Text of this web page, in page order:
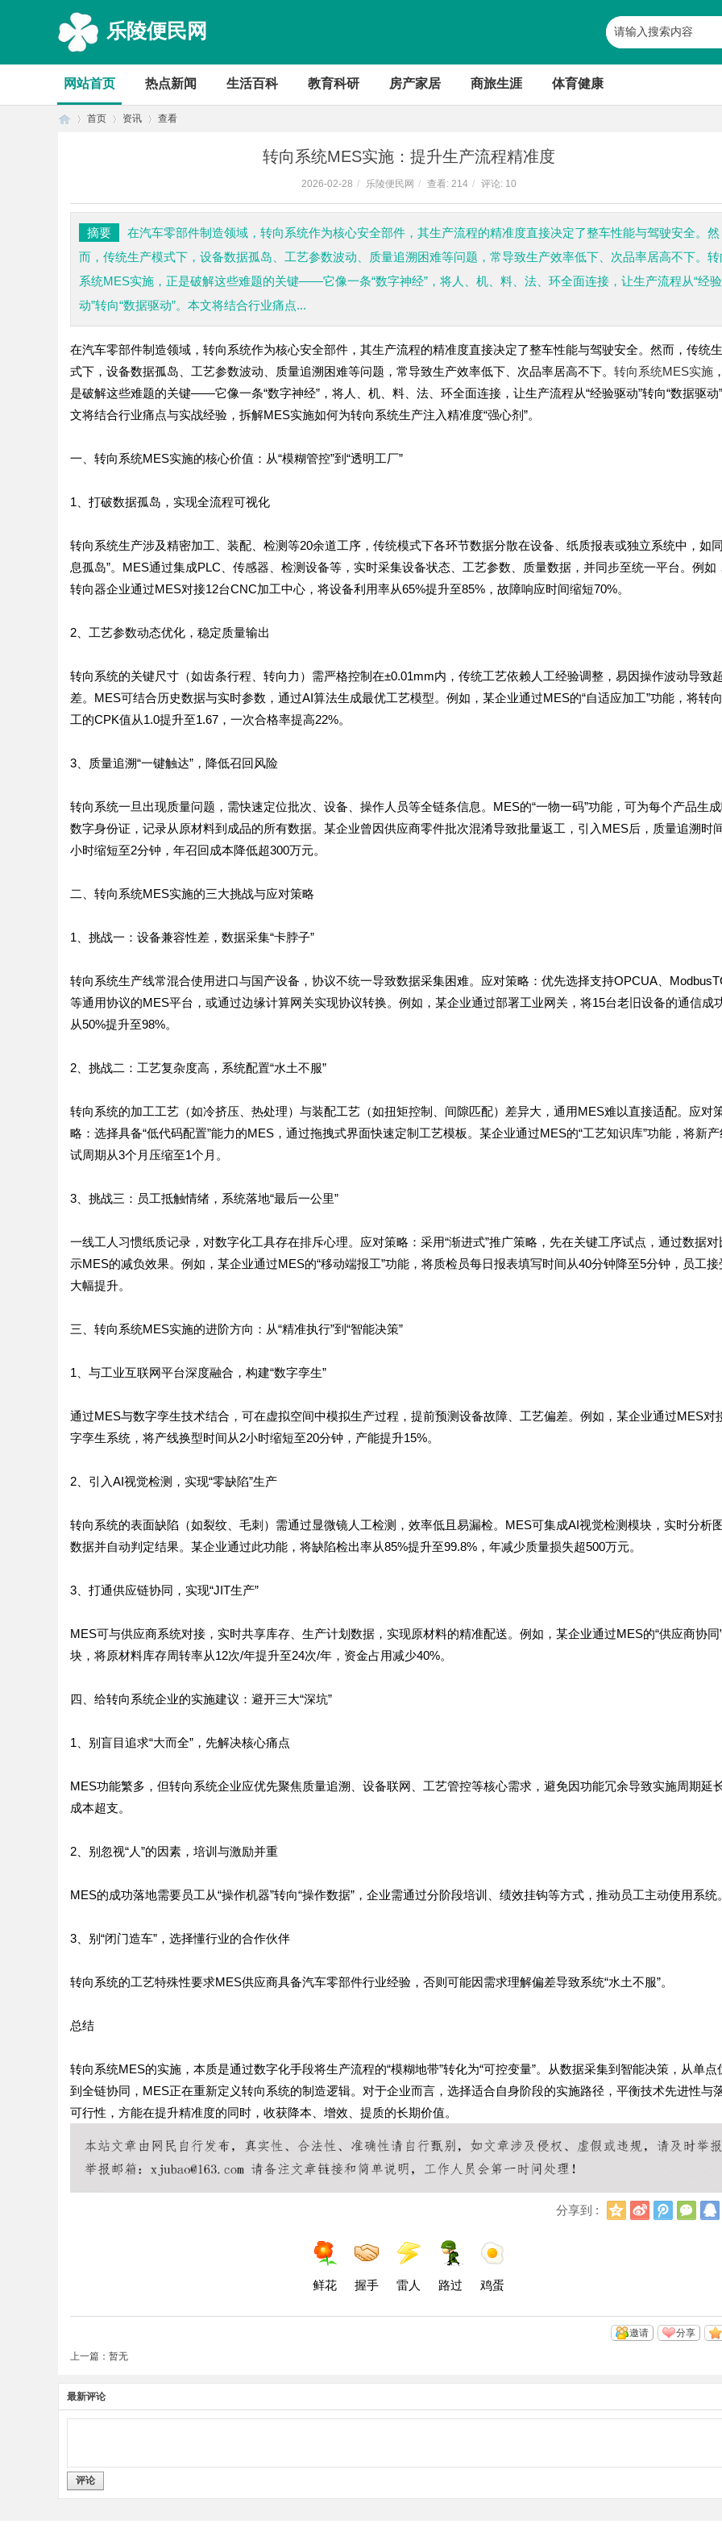
乐陵便民网
网站首页 热点新闻 生活百科 教育科研 房产家居 商旅生涯 体育健康
首页 资讯 查看
转向系统MES实施：提升生产流程精准度
2026-02-28 / 乐陵便民网 / 查看: 214 / 评论: 10
摘要
在汽车零部件制造领域，转向系统作为核心安全部件，其生产流程的精准度直接决定了整车性能与驾驶安全。然
而，传统生产模式下，设备数据孤岛、工艺参数波动、质量追溯困难等问题，常导致生产效率低下、次品率居高不下。转
系统MES实施，正是破解这些难题的关键——它像一条“数字神经”，将人、机、料、法、环全面连接，让生产流程从“经
动”转向“数据驱动”。本文将结合行业痛点...
在汽车零部件制造领域，转向系统作为核心安全部件，其生产流程的精准度直接决定了整车性能与驾驶安全。然而，传统
式下，设备数据孤岛、工艺参数波动、质量追溯困难等问题，常导致生产效率低下、次品率居高不下。 转向系统MES实施
是破解这些难题的关键——它像一条“数字神经”，将人、机、料、法、环全面连接，让生产流程从“经验驱动”转向“数据驱动
文将结合行业痛点与实战经验，拆解MES实施如何为转向系统生产注入精准度“强心剂”。
一、转向系统MES实施的核心价值：从“模糊管控”到“透明工厂”
1、打破数据孤岛，实现全流程可视化
转向系统生产涉及精密加工、装配、检测等20余道工序，传统模式下各环节数据分散在设备、纸质报表或独立系统中，如
息孤岛”。MES通过集成PLC、传感器、检测设备等，实时采集设备状态、工艺参数、质量数据，并同步至统一平台。例如
转向器企业通过MES对接12台CNC加工中心，将设备利用率从65%提升至85%，故障响应时间缩短70%。
2、工艺参数动态优化，稳定质量输出
转向系统的关键尺寸（如齿条行程、转向力）需严格控制在±0.01mm内，传统工艺依赖人工经验调整，易因操作波动导致超
差。MES可结合历史数据与实时参数，通过AI算法生成最优工艺模型。例如，某企业通过MES的“自适应加工”功能，将转
工的CPK值从1.0提升至1.67，一次合格率提高22%。
3、质量追溯“一键触达”，降低召回风险
转向系统一旦出现质量问题，需快速定位批次、设备、操作人员等全链条信息。MES的“一物一码”功能，可为每个产品生
数字身份证，记录从原材料到成品的所有数据。某企业曾因供应商零件批次混淆导致批量返工，引入MES后，质量追溯时
小时缩短至2分钟，年召回成本降低超300万元。
二、转向系统MES实施的三大挑战与应对策略
1、挑战一：设备兼容性差，数据采集“卡脖子”
转向系统生产线常混合使用进口与国产设备，协议不统一导致数据采集困难。应对策略：优先选择支持OPCUA、
等通用协议的MES平台，或通过边缘计算网关实现协议转换。例如，某企业通过部署工业网关，将15台老旧设备的通信成
从50%提升至98%。
2、挑战二：工艺复杂度高，系统配置“水土不服”
转向系统的加工工艺（如冷挤压、热处理）与装配工艺（如扭矩控制、间隙匹配）差异大，通用MES难以直接适配。应对
略：选择具备“低代码配置”能力的MES，通过拖拽式界面快速定制工艺模板。某企业通过MES的“工艺知识库”功能，将新产
试周期从3个月压缩至1个月。
3、挑战三：员工抵触情绪，系统落地“最后一公里”
一线工人习惯纸质记录，对数字化工具存在排斥心理。应对策略：采用“渐进式”推广策略，先在关键工序试点，通过数据对
示MES的减负效果。例如，某企业通过MES的“移动端报工”功能，将质检员每日报表填写时间从40分钟降至5分钟，员工接
大幅提升。
三、转向系统MES实施的进阶方向：从“精准执行”到“智能决策”
1、与工业互联网平台深度融合，构建“数字孪生”
通过MES与数字孪生技术结合，可在虚拟空间中模拟生产过程，提前预测设备故障、工艺偏差。例如，某企业通过MES对
字孪生系统，将产线换型时间从2小时缩短至20分钟，产能提升15%。
2、引入AI视觉检测，实现“零缺陷”生产
转向系统的表面缺陷（如裂纹、毛刺）需通过显微镜人工检测，效率低且易漏检。MES可集成AI视觉检测模块，实时分析
数据并自动判定结果。某企业通过此功能，将缺陷检出率从85%提升至99.8%，年减少质量损失超500万元。
3、打通供应链协同，实现“JIT生产”
MES可与供应商系统对接，实时共享库存、生产计划数据，实现原材料的精准配送。例如，某企业通过MES的“供应商协同
块，将原材料库存周转率从12次/年提升至24次/年，资金占用减少40%。
四、给转向系统企业的实施建议：避开三大“深坑”
1、别盲目追求“大而全”，先解决核心痛点
MES功能繁多，但转向系统企业应优先聚焦质量追溯、设备联网、工艺管控等核心需求，避免因功能冗余导致实施周期延长
成本超支。
2、别忽视“人”的因素，培训与激励并重
MES的成功落地需要员工从“操作机器”转向“操作数据”，企业需通过分阶段培训、绩效挂钩等方式，推动员工主动使用系统。
3、别“闭门造车”，选择懂行业的合作伙伴
转向系统的工艺特殊性要求MES供应商具备汽车零部件行业经验，否则可能因需求理解偏差导致系统“水土不服”。
总结
转向系统MES的实施，本质是通过数字化手段将生产流程的“模糊地带”转化为“可控变量”。从数据采集到智能决策，从单点
到全链协同，MES正在重新定义转向系统的制造逻辑。对于企业而言，选择适合自身阶段的实施路径，平衡技术先进性与
可行性，方能在提升精准度的同时，收获降本、增效、提质的长期价值。
分享到 :
Q
新
浪
腾
讯
微
信
鲜花 握手 雷人 路过 鸡蛋
分享
邀请
上一篇：暂无
最新评论
评论